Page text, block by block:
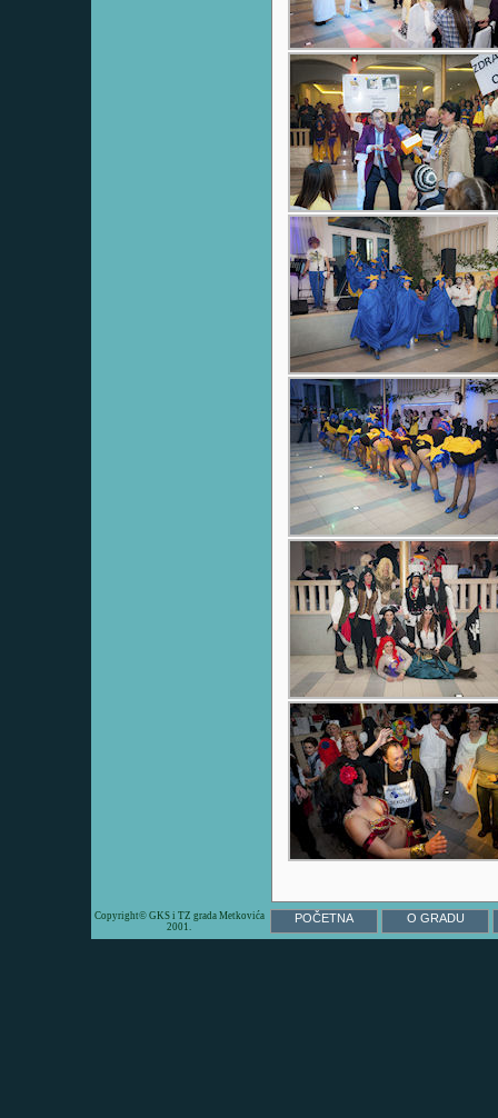
Copyright© GKS i TZ grada Metkovića
2001.
POČETNA O GRADU